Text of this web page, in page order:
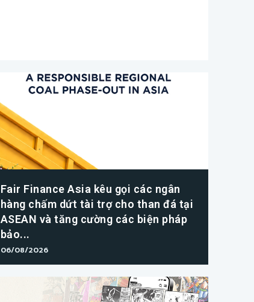
Fair Finance Asia kêu gọi các ngân
hàng chấm dứt tài trợ cho than đá tại
ASEAN và tăng cường các biện pháp
bảo...
06/08/2026